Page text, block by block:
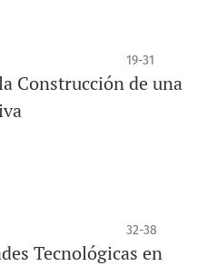
19-31
Construcción de una
32-38
Tecnológicas en